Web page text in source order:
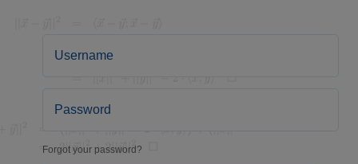
Forgot your password?